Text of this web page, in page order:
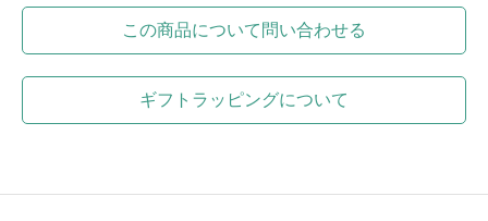
この商品について問い合わせる
ギフトラッピングについて